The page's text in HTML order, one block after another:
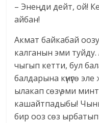
– Энеңди дейт, ой!
айбан!
Акмат байкабай
калганын эми туйду.
чыгып кетти, бул
балдарына күнүгө
ылакап сөзү эми
кашайтпадыбы!
бир ооз сөз